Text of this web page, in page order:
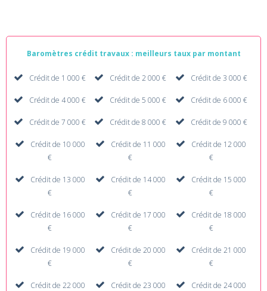
Baromètres crédit travaux : meilleurs taux par montant
Crédit de 1 000 € Crédit de 2 000 € Crédit de 3 000 €
Crédit de 4 000 € Crédit de 5 000 € Crédit de 6 000 €
Crédit de 7 000 € Crédit de 8 000 € Crédit de 9 000 €
Crédit de 10 000
€
Crédit de 11 000
€
Crédit de 12 000
€
Crédit de 13 000
€
Crédit de 14 000
€
Crédit de 15 000
€
Crédit de 16 000
€
Crédit de 17 000
€
Crédit de 18 000
€
Crédit de 19 000
€
Crédit de 20 000
€
Crédit de 21 000
€
Crédit de 22 000
Crédit de 23 000
Crédit de 24 000